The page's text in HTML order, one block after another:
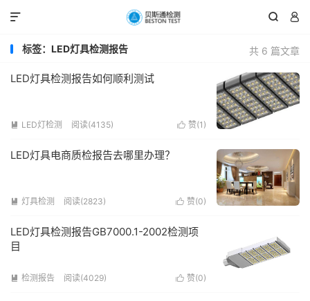
 

共 6 篇文章
标签：LED灯具检测报告
LED灯具检测报告如何顺利测试
 赞(1 )
 LED灯检测 阅读(4135)
LED灯具电商质检报告去哪里办理？
 赞(0)
 灯具检测 阅读(2823)
LED灯具检测报告GB7000.1-2002检测项
目
 赞(0)
 检测报告 阅读(4029)